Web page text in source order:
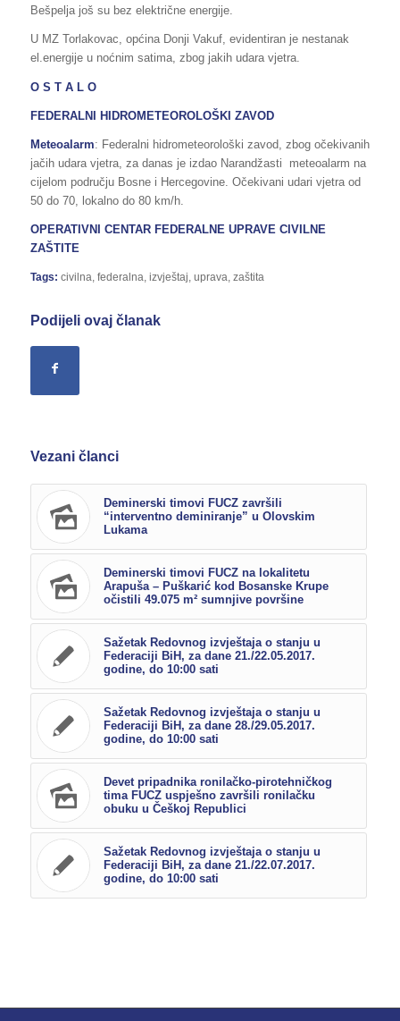
Bešpelja još su bez električne energije.
U MZ Torlakovac, općina Donji Vakuf, evidentiran je nestanak
el.energije u noćnim satima, zbog jakih udara vjetra.
O S T A L O
FEDERALNI HIDROMETEOROLOŠKI ZAVOD
Meteoalarm: Federalni hidrometeorološki zavod, zbog očekivanih
jačih udara vjetra, za danas je izdao Narandžasti meteoalarm na
cijelom području Bosne i Hercegovine. Očekivani udari vjetra od
50 do 70, lokalno do 80 km/h.
OPERATIVNI CENTAR FEDERALNE UPRAVE CIVILNE
ZAŠTITE
Tags: civilna federalna izvještaj uprava zaštita
Podijeli ovaj članak
Vezani članci
Deminerski timovi FUCZ završili
“interventno deminiranje” u Olovskim
Lukama
Deminerski timovi FUCZ na lokalitetu
Arapuša – Puškarić kod Bosanske Krupe
očistili 49.075 m² sumnjive površine
Sažetak Redovnog izvještaja o stanju u
Federaciji BiH, za dane 21./22.05.2017.
godine, do 10:00 sati
Sažetak Redovnog izvještaja o stanju u
Federaciji BiH, za dane 28./29.05.2017.
godine, do 10:00 sati
Devet pripadnika ronilačko-pirotehničkog
tima FUCZ uspješno završili ronilačku
obuku u Češkoj Republici
Sažetak Redovnog izvještaja o stanju u
Federaciji BiH, za dane 21./22.07.2017.
godine, do 10:00 sati